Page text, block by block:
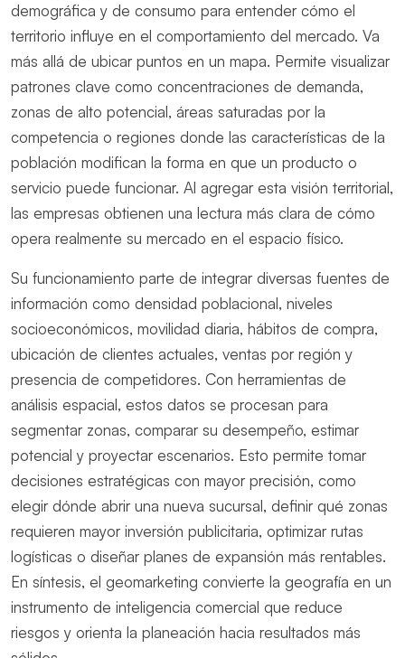
demográfica y de consumo para entender cómo el
territorio influye en el comportamiento del mercado. Va
más allá de ubicar puntos en un mapa. Permite visualizar
patrones clave como concentraciones de demanda,
zonas de alto potencial, áreas saturadas por la
competencia o regiones donde las características de la
población modifican la forma en que un producto o
servicio puede funcionar. Al agregar esta visión territorial,
las empresas obtienen una lectura más clara de cómo
opera realmente su mercado en el espacio físico.
Su funcionamiento parte de integrar diversas fuentes de
información como densidad poblacional, niveles
socioeconómicos, movilidad diaria, hábitos de compra,
ubicación de clientes actuales, ventas por región y
presencia de competidores. Con herramientas de
análisis espacial, estos datos se procesan para
segmentar zonas, comparar su desempeño, estimar
potencial y proyectar escenarios. Esto permite tomar
decisiones estratégicas con mayor precisión, como
elegir dónde abrir una nueva sucursal, definir qué zonas
requieren mayor inversión publicitaria, optimizar rutas
logísticas o diseñar planes de expansión más rentables.
En síntesis, el geomarketing convierte la geografía en un
instrumento de inteligencia comercial que reduce
riesgos y orienta la planeación hacia resultados más